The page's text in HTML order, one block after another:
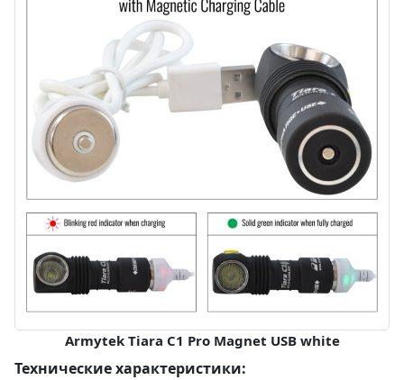
Armytek Tiara C1 Pro Magnet USB white
Технические характеристики: